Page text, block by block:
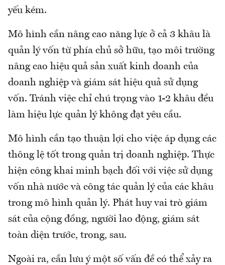
yếu kém.
Mô hình cần nâng cao năng lực ở cả 3 khâu là
quản lý vốn từ phía chủ sở hữu, tạo môi trường
nâng cao hiệu quả sản xuất kinh doanh của
doanh nghiệp và giám sát hiệu quả sử dụng
vốn. Tránh việc chỉ chú trọng vào 1-2 khâu đều
làm hiệu lực quản lý không đạt yêu cầu.
Mô hình cần tạo thuận lợi cho việc áp dụng các
thông lệ tốt trong quản trị doanh nghiệp. Thực
hiện công khai minh bạch đối với việc sử dụng
vốn nhà nước và công tác quản lý của các khâu
trong mô hình quản lý. Phát huy vai trò giám
sát của cộng đồng, người lao động, giám sát
toàn diện trước, trong, sau.
Ngoài ra, cần lưu ý một số vấn đề có thể xảy ra